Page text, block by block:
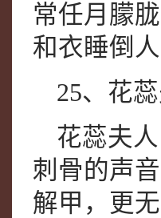
常任月朦
和衣睡倒
25、花
花蕊夫
刺骨的声
解甲，更